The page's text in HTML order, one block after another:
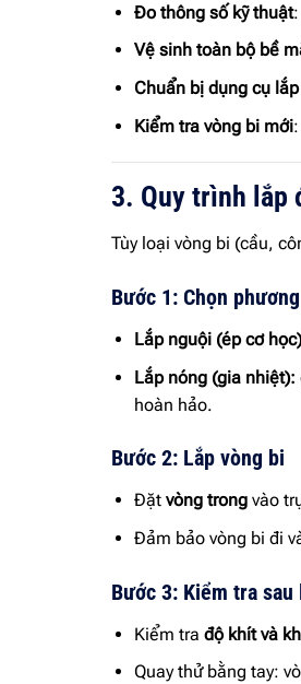
Đo thông số kỹ thuật
Vệ sinh toàn bộ bề
Chuẩn bị dụng cụ
Kiểm tra vòng bi mới
3. Quy trình lắp
Tùy loại vòng bi (cầu,
Bước 1: Chọn
Lắp nguội (ép cơ
Lắp nóng (gia nhiệt):
hoàn hảo.
Bước 2: Lắp vòng bi
Đặt vòng trongvào
Đảm bảo vòng bi đi
Bước 3: Kiểm tra sau
Kiểm tra độ khít và
Quay thử bằng tay: